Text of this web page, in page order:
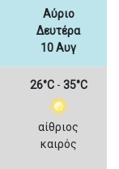
Αύριο
Δευτέρα
10 Αυγ
26°C- 35°C
αίθριος
καιρός